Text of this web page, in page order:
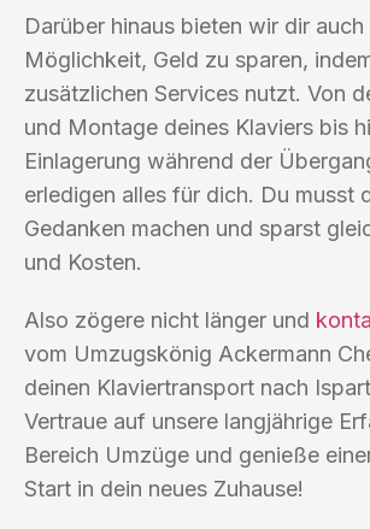
Darüber hinaus bieten wir dir auch
Möglichkeit, Geld zu sparen,
zusätzlichen Services nutzt. Von
und Montage deines Klaviers bis
Einlagerung während der
erledigen alles für dich. Du musst
Gedanken machen und sparst
und Kosten.
Also zögere nicht länger und
vom Umzugskönig Ackermann
deinen Klaviertransport nach
Vertraue auf unsere langjährige
Bereich Umzüge und genieße
Start in dein neues Zuhause!